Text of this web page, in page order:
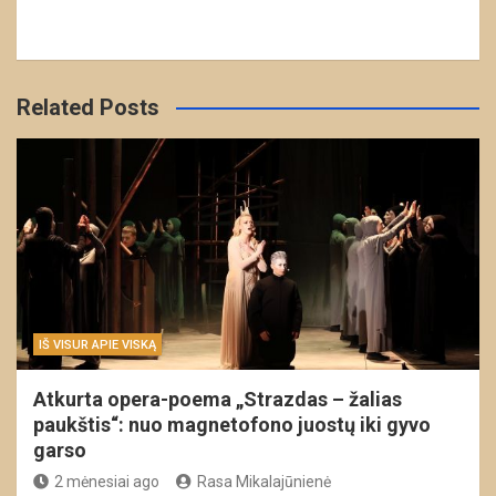
Related Posts
IŠ VISUR APIE VISKĄ
Atkurta opera-poema „Strazdas – žalias
paukštis“: nuo magnetofono juostų iki gyvo
garso
2 mėnesiai ago Rasa Mikalajūnienė